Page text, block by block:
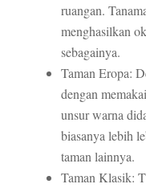
ruangan.
menghasilkan
sebagainya.
Taman Eropa:
dengan
unsur warna
biasanya lebih
taman lainnya.
Taman Klasik: